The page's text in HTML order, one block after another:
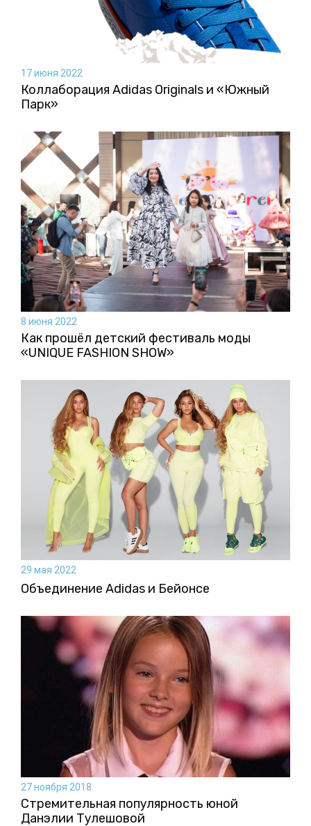
17 июня 2022
Коллаборация Аdidas Originals и «Южный
Парк»
8 июня 2022
Как прошёл детский фестиваль моды
«UNIQUE FASHION SHOW»
29 мая 2022
Объединение Adidas и Бейонсе
27 ноября 2018
Стремительная популярность юной
Данэлии Тулешовой